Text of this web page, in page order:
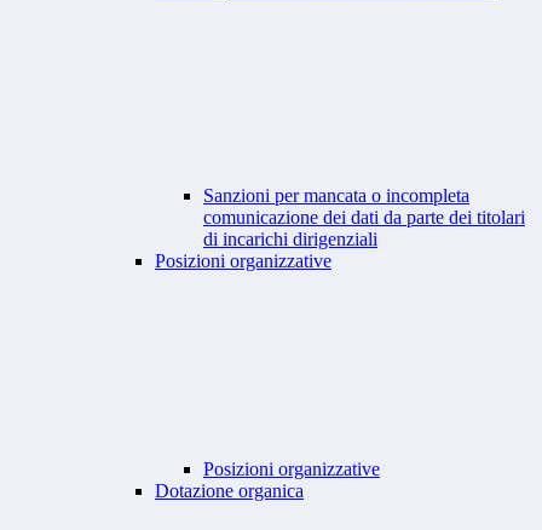
Sanzioni per mancata o incompleta
comunicazione dei dati da parte dei titolari
di incarichi dirigenziali
Posizioni organizzative
Posizioni organizzative
Dotazione organica